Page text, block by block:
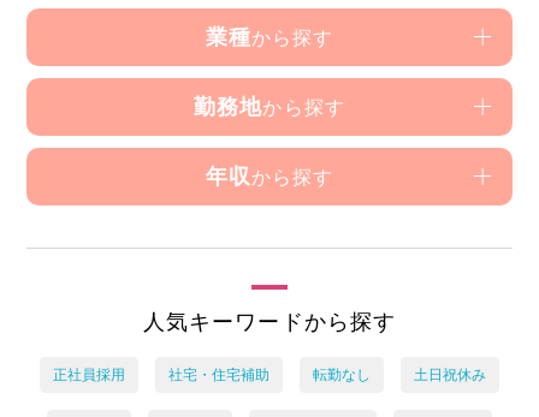
業種から探す
勤務地から探す
年収 から探す
人気キーワードから探す
正社員採用 社宅・住宅補助 転勤なし 土日祝休み